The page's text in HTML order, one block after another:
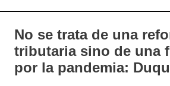
No se trata de una
tributaria sino de una
por la pandemia: